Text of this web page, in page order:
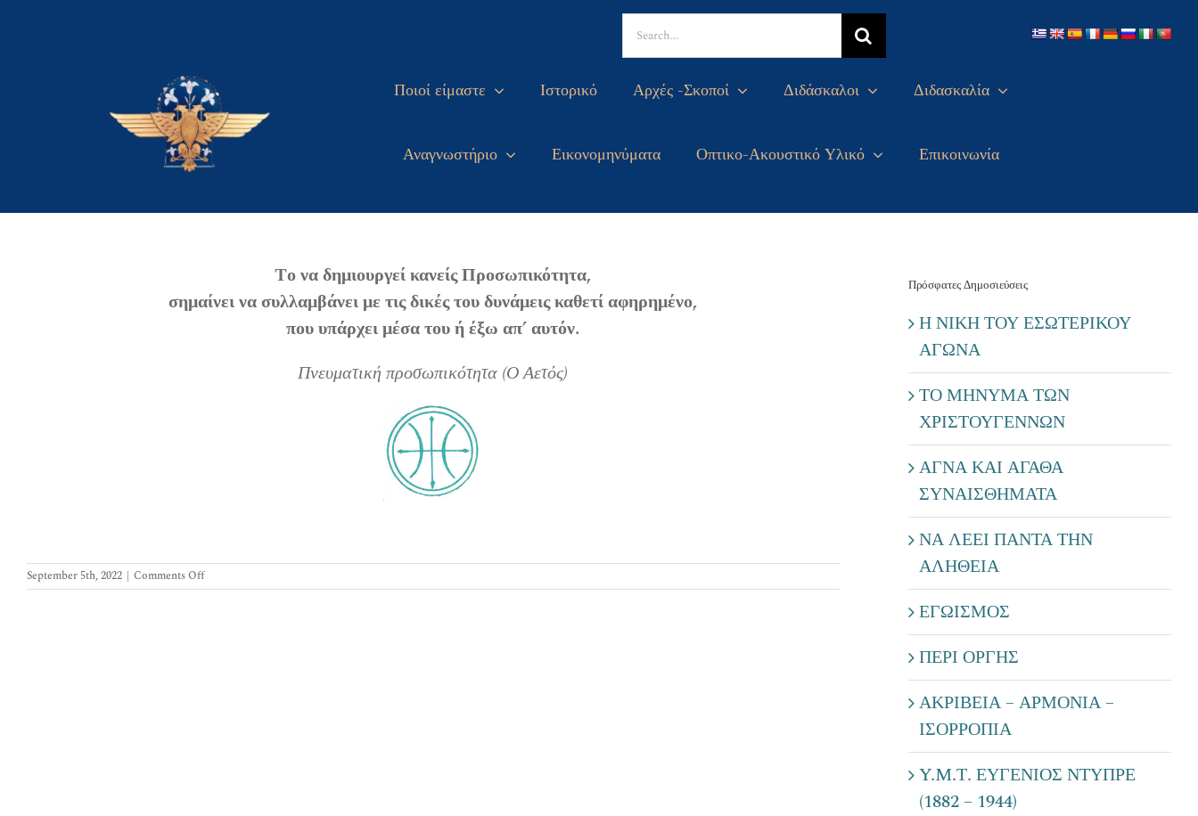
Search
for:
Ποιοί είμαστε Ιστορικό Αρχές -Σκοποί Διδάσκαλοι Διδασκαλία
Αναγνωστήριο Εικονομηνύματα Οπτικο-Ακουστικό Υλικό Επικοινωνία
Tο να δημιουργεί κανείς Προσωπικότητα,
σημαίνει να συλλαμβάνει με τις δικές του δυνάμεις καθετί αφηρημένο,
που υπάρχει μέσα του ή έξω απ’ αυτόν.
Πνευματική προσωπικότητα (Ο Αετός)
September 5th, 2022 | Comments Offon
Πρόσφατες Δημοσιεύσεις
Η ΝΙΚΗ ΤΟΥ ΕΣΩΤΕΡΙΚΟΥ
ΑΓΩΝΑ
ΤΟ ΜΗΝΥΜΑ ΤΩΝ
ΧΡΙΣΤΟΥΓΕΝΝΩΝ
ΑΓΝΑ ΚΑΙ ΑΓΑΘΑ
ΣΥΝΑΙΣΘΗΜΑΤΑ
ΝΑ ΛΕΕΙ ΠΑΝΤΑ ΤΗΝ
ΑΛΗΘΕΙΑ
ΕΓΩΙΣΜΟΣ
ΠΕΡΙ ΟΡΓΗΣ
ΑΚΡΙΒΕΙΑ – ΑΡΜΟΝΙΑ –
ΙΣΟΡΡΟΠΙΑ
Y.M.Τ. ΕΥΓΕΝΙΟΣ ΝΤΥΠΡΕ
(1882 – 1944)